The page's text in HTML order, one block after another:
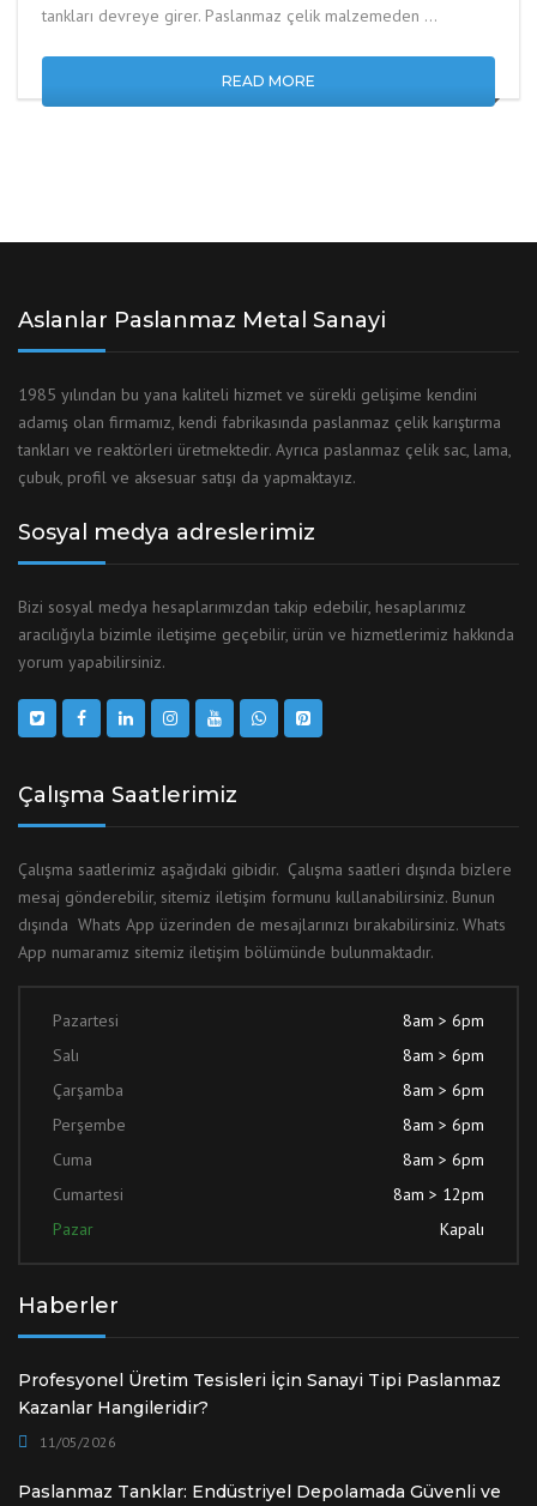
tankları devreye girer. Paslanmaz çelik malzemeden …
READ MORE
Aslanlar Paslanmaz Metal Sanayi
1985 yılından bu yana kaliteli hizmet ve sürekli gelişime kendini
adamış olan firmamız, kendi fabrikasında paslanmaz çelik karıştırma
tankları ve reaktörleri üretmektedir. Ayrıca paslanmaz çelik sac, lama,
çubuk, profil ve aksesuar satışı da yapmaktayız.
Sosyal medya adreslerimiz
Bizi sosyal medya hesaplarımızdan takip edebilir, hesaplarımız
aracılığıyla bizimle iletişime geçebilir, ürün ve hizmetlerimiz hakkında
yorum yapabilirsiniz.
Çalışma Saatlerimiz
Çalışma saatlerimiz aşağıdaki gibidir. Çalışma saatleri dışında bizlere
mesaj gönderebilir, sitemiz iletişim formunu kullanabilirsiniz. Bunun
dışında Whats App üzerinden de mesajlarınızı bırakabilirsiniz. Whats
App numaramız sitemiz iletişim bölümünde bulunmaktadır.
Pazartesi
8am > 6pm
Salı
8am > 6pm
Çarşamba
8am > 6pm
Perşembe
8am > 6pm
Cuma
8am > 6pm
Cumartesi
8am > 12pm
Pazar
Kapalı
Haberler
Profesyonel Üretim Tesisleri İçin Sanayi Tipi Paslanmaz
Kazanlar Hangileridir?
11/05/2026
Paslanmaz Tanklar: Endüstriyel Depolamada Güvenli ve